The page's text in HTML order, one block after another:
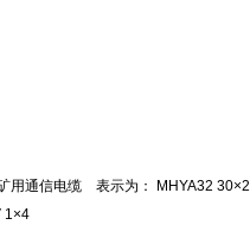
用通信电缆
表示为： MHYA32 30×2
1×4